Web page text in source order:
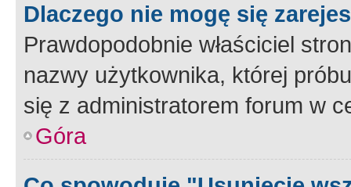
Dlaczego nie mogę się
Prawdopodobnie właściciel
nazwy użytkownika, której
się z administratorem forum w
Góra